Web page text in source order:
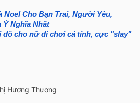
Noel Cho Bạn Trai, Người Yêu,
Ý Nghĩa Nhất
đồ cho nữ đi chơi cá tính, cực "slay"
Hương Thương